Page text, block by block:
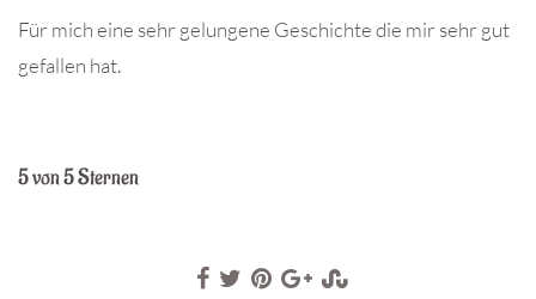
Für mich eine sehr gelungene Geschichte die mir sehr gut
gefallen hat.
5 von 5 Sternen